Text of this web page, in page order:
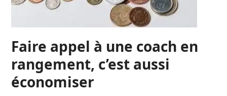
Faire appel à une coach en
rangement, c’est aussi
économiser